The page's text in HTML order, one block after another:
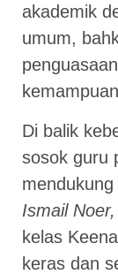
akademik
umum,
Di balik
sosok guru
Ismail
kelas
keras dan